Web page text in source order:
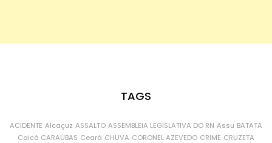
TAGS
ACIDENTE Alcaçuz ASSALTO ASSEMBLEIA LEGISLATIVA DO RN Assu BATATA
Caicó CARAÚBAS Ceará CHUVA CORONEL AZEVEDO CRIME CRUZETA